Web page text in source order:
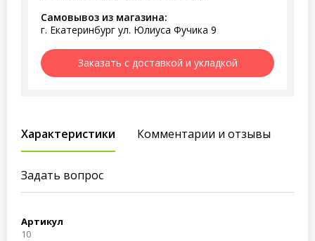
Самовывоз из магазина:
г. Екатеринбург ул. Юлиуса Фучика 9
Заказать с доставкой и укладкой
Характеристики Комментарии и отзывы
Задать вопрос
Артикул
10